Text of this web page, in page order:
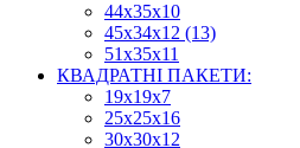
44х35х10
45х34х12 (13)
51х35х11
КВАДРАТНІ ПАКЕТИ:
19х19х7
25х25х16
30х30х12